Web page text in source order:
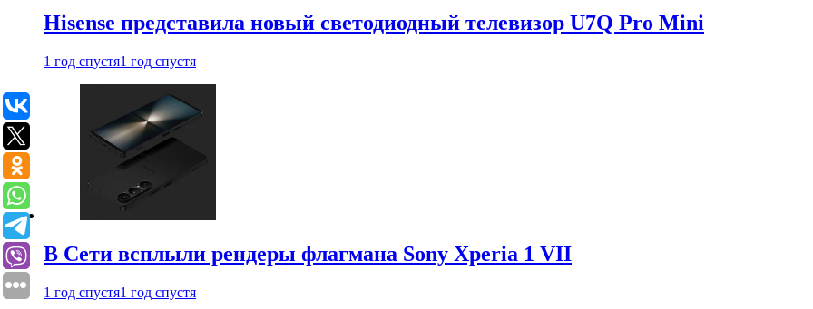
Hisense представила новый светодиодный телевизор U7Q Pro Mini
1 год спустя1 год спустя
В Сети всплыли рендеры флагмана Sony Xperia 1 VII
1 год спустя1 год спустя